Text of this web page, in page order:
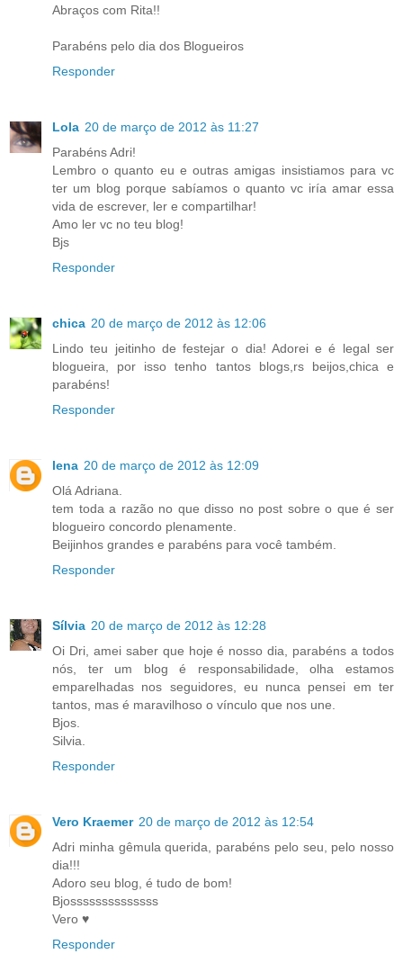
Abraços com Rita!!
Parabéns pelo dia dos Blogueiros
Responder
Lola 20 de março de 2012 às 11:27
Parabéns Adri!
Lembro o quanto eu e outras amigas insistiamos para vc
ter um blog porque sabíamos o quanto vc iría amar essa
vida de escrever, ler e compartilhar!
Amo ler vc no teu blog!
Bjs
Responder
chica 20 de março de 2012 às 12:06
Lindo teu jeitinho de festejar o dia! Adorei e é legal ser
blogueira, por isso tenho tantos blogs,rs beijos,chica e
parabéns!
Responder
lena 20 de março de 2012 às 12:09
Olá Adriana.
tem toda a razão no que disso no post sobre o que é ser
blogueiro concordo plenamente.
Beijinhos grandes e parabéns para você também.
Responder
Sílvia 20 de março de 2012 às 12:28
Oi Dri, amei saber que hoje é nosso dia, parabéns a todos
nós, ter um blog é responsabilidade, olha estamos
emparelhadas nos seguidores, eu nunca pensei em ter
tantos, mas é maravilhoso o vínculo que nos une.
Bjos.
Silvia.
Responder
Vero Kraemer 20 de março de 2012 às 12:54
Adri minha gêmula querida, parabéns pelo seu, pelo nosso
dia!!!
Adoro seu blog, é tudo de bom!
Bjossssssssssssss
Vero ♥
Responder